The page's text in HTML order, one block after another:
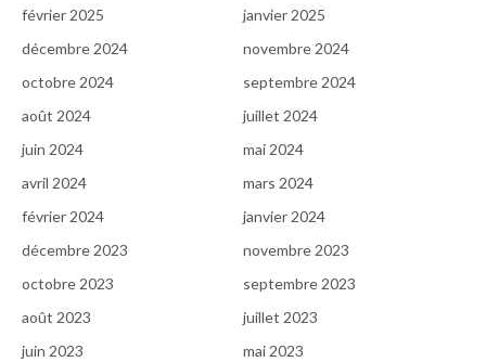
février 2025
janvier 2025
décembre 2024
novembre 2024
octobre 2024
septembre 2024
août 2024
juillet 2024
juin 2024
mai 2024
avril 2024
mars 2024
février 2024
janvier 2024
décembre 2023
novembre 2023
octobre 2023
septembre 2023
août 2023
juillet 2023
juin 2023
mai 2023